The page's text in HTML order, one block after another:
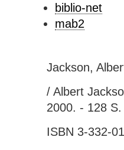
biblio-net
mab2
Jackson,
/ Albert
2000. - 128
ISBN 3-332-